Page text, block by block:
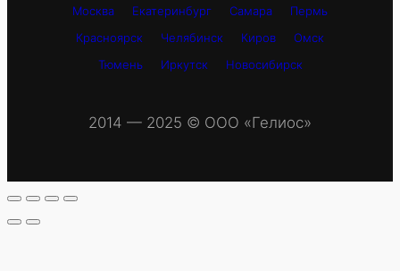
Москва Екатеринбург Самара
Пермь
Красноярск
Челябинск Киров
Омск
Тюмень
Иркутск Новосибирск
2014 — 2025 © OOO «Гелиос»